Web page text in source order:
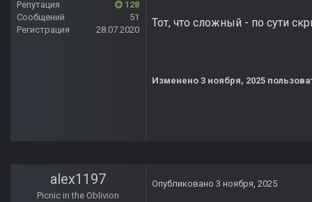
Репутация
128
Сообщений
51
Регистрация
28.07.2020
Тот, что сложный - по сути
Изменено 3 ноября, 2025
alex1197
Picnic in the Oblivion
Опубликовано 3 ноября, 2025